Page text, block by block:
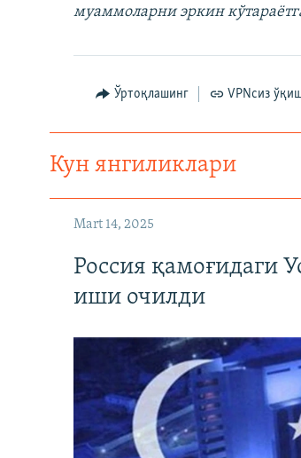
муаммоларни эркин
Ўртоқлашинг VPNсиз
Кун янгиликлари
Mart 14, 2025
Россия қамоғидаги
иши очилди